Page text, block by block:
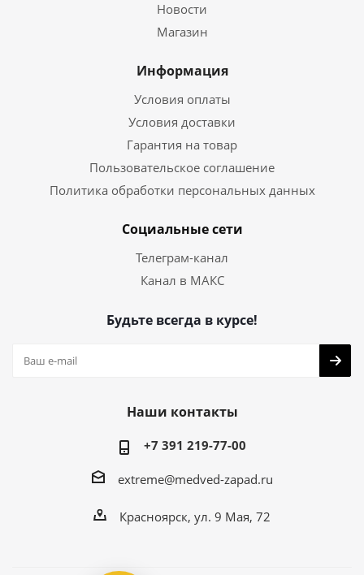
Новости
Магазин
Информация
Условия оплаты
Условия доставки
Гарантия на товар
Пользовательское соглашение
Политика обработки персональных данных
Социальные сети
Телеграм-канал
Канал в МАКС
Будьте всегда в курсе!
Наши контакты
+7 391 219-77-00
extreme@medved-zapad.ru
Красноярск, ул. 9 Мая, 72